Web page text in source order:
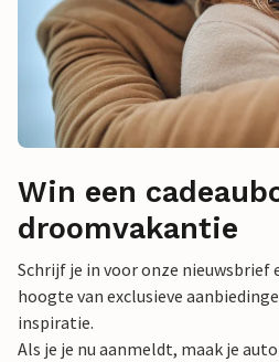
Win een
droomvakantie
Schrijf je in voor onze nieuwsbrief
hoogte van exclusieve
inspiratie.
Als je je nu aanmeldt, maak je